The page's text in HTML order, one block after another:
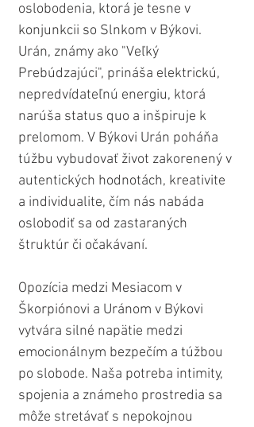
oslobodenia, ktorá je tesne v
konjunkcii so Slnkom v Býkovi.
Urán, známy ako "Veľký
Prebúdzajúci", prináša elektrickú,
nepredvídateľnú energiu, ktorá
narúša status quo a inšpiruje k
prelomom. V Býkovi Urán poháňa
túžbu vybudovať život zakorenený v
autentických hodnotách, kreativite
a individualite, čím nás nabáda
oslobodiť sa od zastaraných
štruktúr či očakávaní.
Opozícia medzi Mesiacom v
Škorpiónovi a Uránom v Býkovi
vytvára silné napätie medzi
emocionálnym bezpečím a túžbou
po slobode. Naša potreba intimity,
spojenia a známeho prostredia sa
môže stretávať s nepokojnou